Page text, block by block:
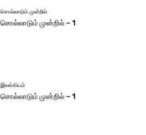
சொல்லாடும் முன்றில்
சொல்லாடும் முன்றில் – 1
இலக்கியம்
சொல்லாடும் முன்றில் – 1